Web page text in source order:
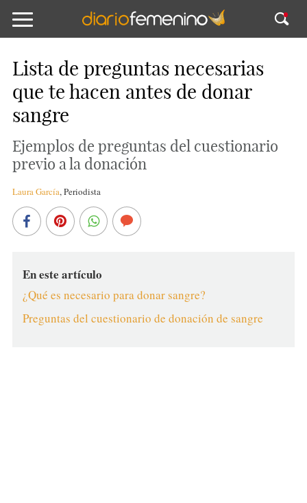
Lista de preguntas necesarias
que te hacen antes de donar
sangre
Ejemplos de preguntas del cuestionario
previo a la donación
Laura García,Periodista
En este artículo
¿Qué es necesario para donar sangre?
Preguntas del cuestionario de donación de sangre